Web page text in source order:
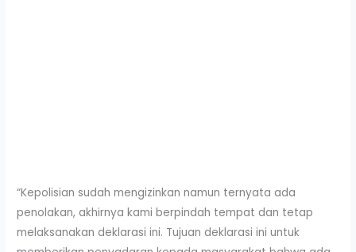
“Kepolisian sudah mengizinkan namun ternyata ada
penolakan, akhirnya kami berpindah tempat dan tetap
melaksanakan deklarasi ini. Tujuan deklarasi ini untuk